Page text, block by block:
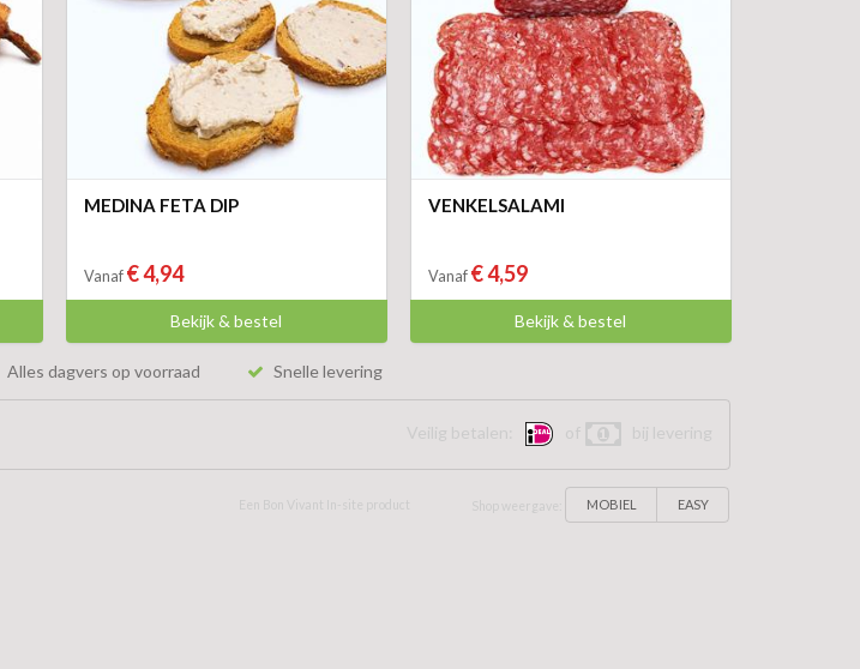
MEDINA FETA DIP
Vanaf € 4,94
Bekijk & bestel
VENKELSALAMI
Vanaf € 4,59
Bekijk & bestel
Alles dagvers op voorraad Snelle levering
Veilig betalen: of bij levering
Een Bon Vivant In-site product Shop weergave: MOBIEL EASY